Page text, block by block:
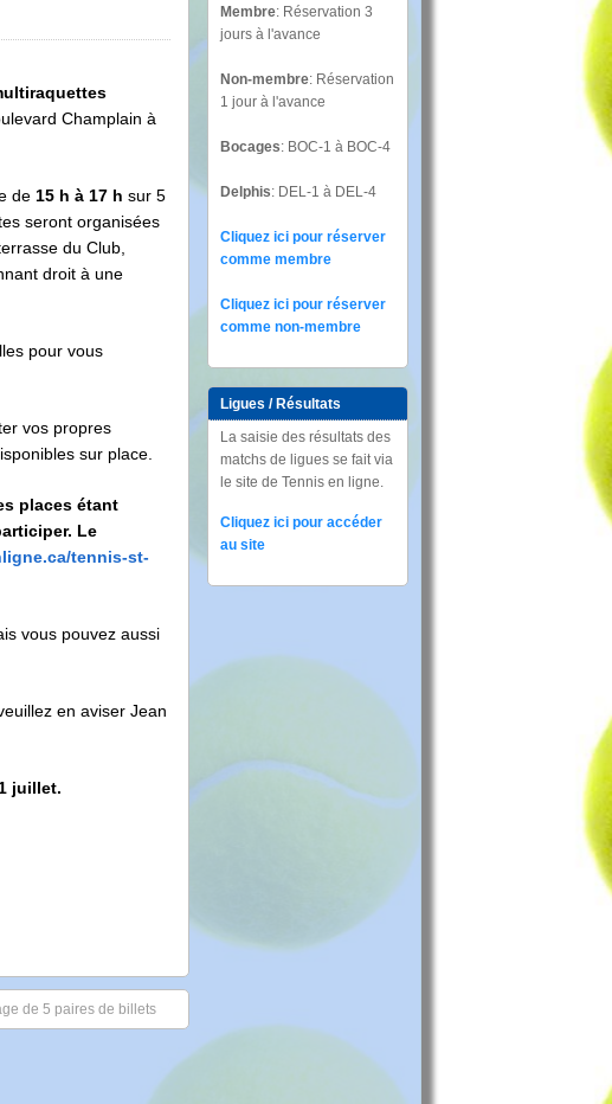
Champlain à
de 15 h à 17 h sur 5
seront organisées
du Club,
droit à une
pour vous
vos propres
sur place.
places étant
Le
tennis-st-
vous pouvez aussi
en aviser Jean
juillet.
de 5 paires de billets
Membre: Réservation 3
jours à l'avance
Non-membre: Réservation
1 jour à l'avance
Bocages: BOC-1 à BOC-4
Delphis: DEL-1 à DEL-4
Cliquez ici pour réserver
comme membre
Cliquez ici pour réserver
comme non-membre
Ligues / Résultats
La saisie des résultats des
matchs de ligues se fait via
le site de Tennis en ligne.
Cliquez ici pour accéder
au site